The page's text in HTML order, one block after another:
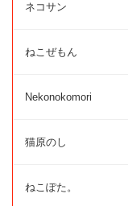
ネコサン
ねこぜもん
Nekonokomori
猫原のし
ねこぽた。